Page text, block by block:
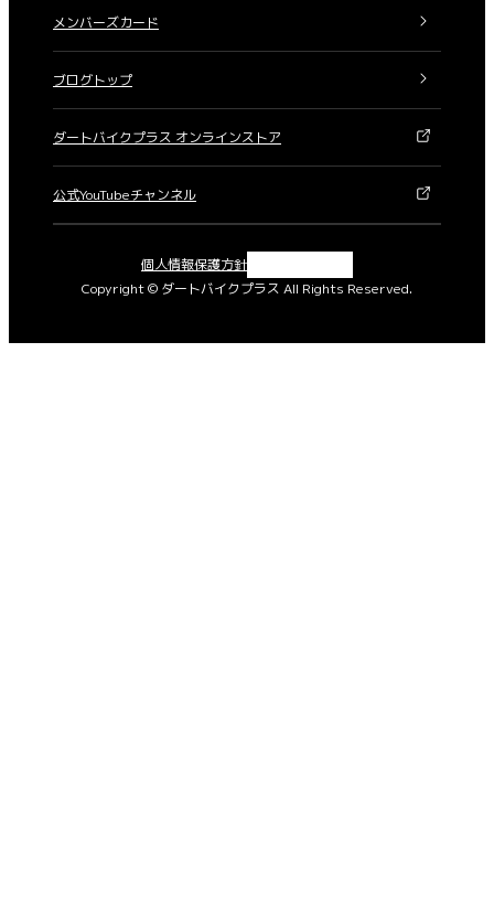
メンバーズカード
ブログトップ
ダートバイクプラス オンラインストア
公式YouTubeチャンネル
Copyright © ダートバイクプラス All Rights Reserved.
個人情報保護方針X